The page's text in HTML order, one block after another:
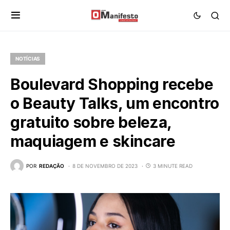
NOTÍCIAS
Boulevard Shopping recebe
o Beauty Talks, um encontro
gratuito sobre beleza,
maquiagem e skincare
POR REDAÇÃO 8 DE NOVEMBRO DE 2023 3 MINUTE READ